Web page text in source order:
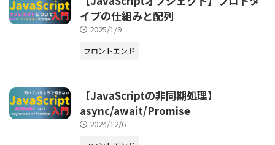
イプの仕組みと配列
2025/1/9
フロントエンド
【JavaScriptの非同期処理】
async/await/Promise
2024/12/6